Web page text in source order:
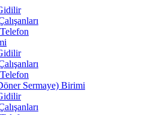
Sermaye) Birimi